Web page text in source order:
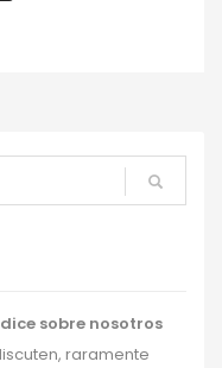
sobre nosotros
raramente